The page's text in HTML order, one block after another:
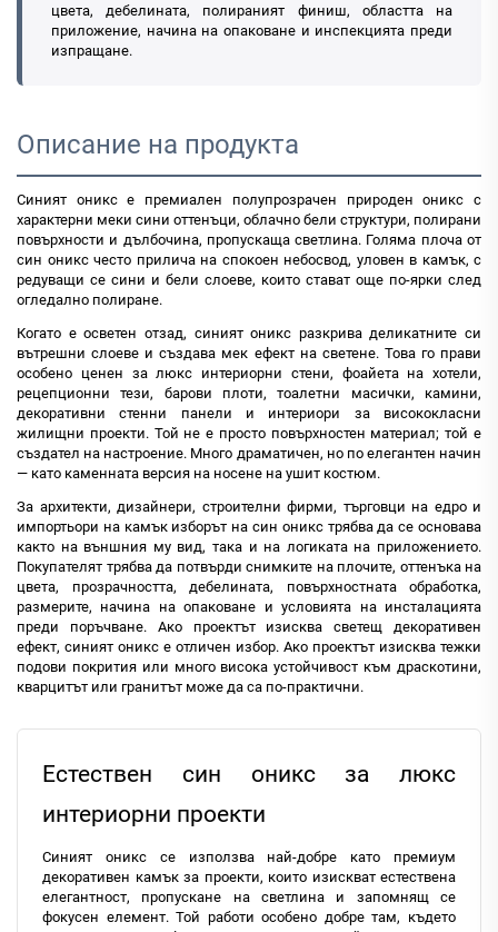
цвета, дебелината, полираният финиш, областта на
приложение, начина на опаковане и инспекцията преди
изпращане.
Описание на продукта
Синият оникс е премиален полупрозрачен природен оникс с
характерни меки сини оттенъци, облачно бели структури, полирани
повърхности и дълбочина, пропускаща светлина. Голяма плоча от
син оникс често прилича на спокоен небосвод, уловен в камък, с
редуващи се сини и бели слоеве, които стават още по-ярки след
огледално полиране.
Когато е осветен отзад, синият оникс разкрива деликатните си
вътрешни слоеве и създава мек ефект на светене. Това го прави
особено ценен за люкс интериорни стени, фоайета на хотели,
рецепционни тези, барови плоти, тоалетни масички, камини,
декоративни стенни панели и интериори за висококласни
жилищни проекти. Той не е просто повърхностен материал; той е
създател на настроение. Много драматичен, но по елегантен начин
— като каменната версия на носене на ушит костюм.
За архитекти, дизайнери, строителни фирми, търговци на едро и
импортьори на камък изборът на син оникс трябва да се основава
както на външния му вид, така и на логиката на приложението.
Покупателят трябва да потвърди снимките на плочите, оттенъка на
цвета, прозрачността, дебелината, повърхностната обработка,
размерите, начина на опаковане и условията на инсталацията
преди поръчване. Ако проектът изисква светещ декоративен
ефект, синият оникс е отличен избор. Ако проектът изисква тежки
подови покрития или много висока устойчивост към драскотини,
кварцитът или гранитът може да са по-практични.
Естествен син оникс за люкс
интериорни проекти
Синият оникс се използва най-добре като премиум
декоративен камък за проекти, които изискват естествена
елегантност, пропускане на светлина и запомнящ се
фокусен елемент. Той работи особено добре там, където